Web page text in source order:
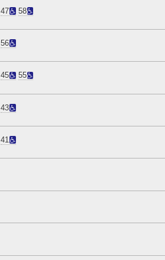
47 58
56
45 55
43
41